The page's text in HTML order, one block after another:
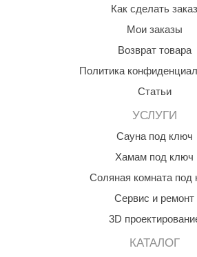
Как сделать заказ
Мои заказы
Возврат товара
Политика
Статьи
УСЛУГИ
Сауна под ключ
Хамам под ключ
Соляная комната под
Сервис и ремонт
3D
КАТАЛОГ